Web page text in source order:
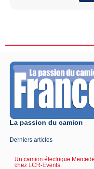
La passion du camion
Derniers articles
Un camion électrique
chez LCR-Events